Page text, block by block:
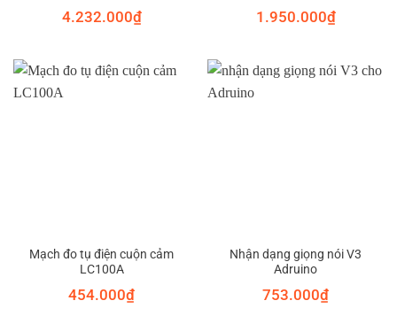
4.232.000₫ 1.950.000₫
Mạch đo tụ điện cuộn cảm
LC100A
454.000₫
Nhận dạng giọng nói V3
Adruino
753.000₫